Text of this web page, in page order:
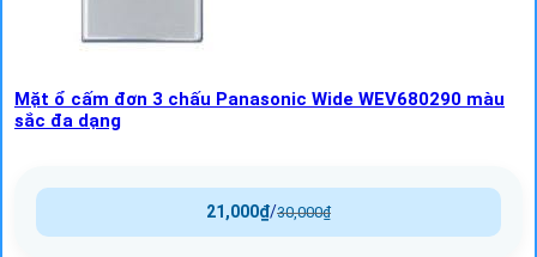
Mặt ổ cấm đơn 3 chấu Panasonic Wide WEV680290 màu
sắc đa dạng
30,000₫
/
21,000₫